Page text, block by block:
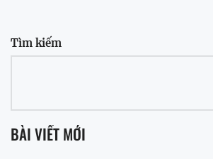
Tìm kiếm
BÀI VIẾT MỚI